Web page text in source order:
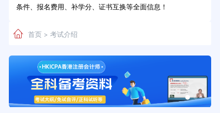
条件、报名费用、补学分、证书互换等全面信息！
首页> 考试介绍